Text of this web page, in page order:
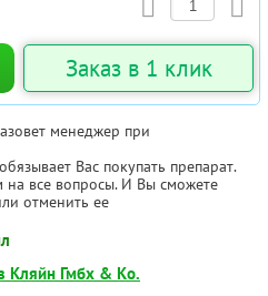
Заказ в 1 клик
менеджер при
Вас покупать препарат.
все вопросы. И Вы сможете
отменить ее
Кляйн Гмбх & Ко.